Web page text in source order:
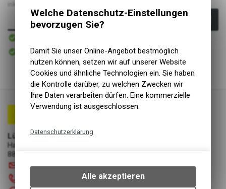
inkl. MwSt., zzgl.
In den Warenkorb
Sofort abholbar
Abholung Lüscher Motor- & Bike World
Lüscher Motor- & Bike World
Hauptstrasse 29a
8867 Niederurnen
info@luscherag.ch
Welche Datenschutz-Einstellungen
bevorzugen Sie?
Damit Sie unser Online-Angebot bestmöglich
nutzen können, setzen wir auf unserer Website
Cookies und ähnliche Technologien ein. Sie haben
die Kontrolle darüber, zu welchen Zwecken wir
Ihre Daten verarbeiten dürfen. Eine kommerzielle
Verwendung ist ausgeschlossen.
Datenschutzerklärung
bestimmte Interaktionen und
Einstellungen auf Ihrem Gerät,
Alle akzeptieren